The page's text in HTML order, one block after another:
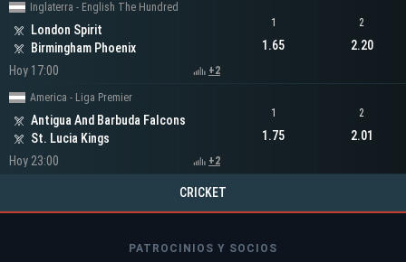
Inglaterra - English The Hundred
London Spirit
Birmingham Phoenix
Hoy 17:00
+2
1
1.65
2
2.20
America - Liga Premier
Antigua And Barbuda Falcons
St. Lucia Kings
Hoy 23:00
+2
1
1.75
2
2.01
CRICKET
PATROCINIOS Y SOCIOS